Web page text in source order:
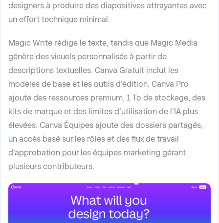
designers à produire des diapositives attrayantes avec
un effort technique minimal.
Magic Write rédige le texte, tandis que Magic Media
génère des visuels personnalisés à partir de
descriptions textuelles. Canva Gratuit inclut les
modèles de base et les outils d'édition. Canva Pro
ajoute des ressources premium, 1 To de stockage, des
kits de marque et des limites d'utilisation de l'IA plus
élevées. Canva Équipes ajoute des dossiers partagés,
un accès basé sur les rôles et des flux de travail
d'approbation pour les équipes marketing gérant
plusieurs contributeurs.